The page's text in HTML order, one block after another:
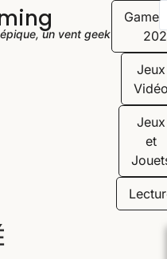
un vent geek"
Jeux
Jeux
et